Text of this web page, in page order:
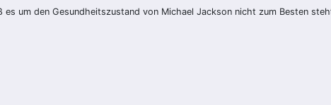
um den Gesundheitszustand von Michael Jackson nicht zum Besten